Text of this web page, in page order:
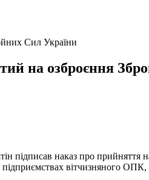
Сил України
на озброєння
підписав наказ про
підприємствах вітчизняного